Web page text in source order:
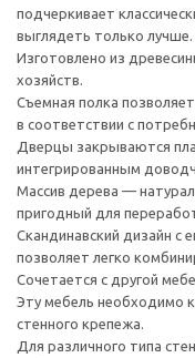
подчеркивает
выглядеть только лучше.
Изготовлено из
хозяйств.
Съемная полка
в соответствии с
Дверцы закрываются
интегрированным
Массив дерева —
пригодный для
Скандинавский дизайн с
позволяет легко
Сочетается с другой
Эту мебель необходимо
стенного крепежа.
Для различного типа